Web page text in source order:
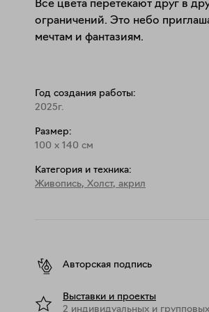
Все цвета перетекают друг в
ограничений. Это небо
мечтам и фантазиям.
Год создания работы:
2025г.
Размер:
100 x 140 см
Категория и техника:
Живопись, Холст, акрил
Авторская подпись
Выставки и проекты
2 индивидуальных и